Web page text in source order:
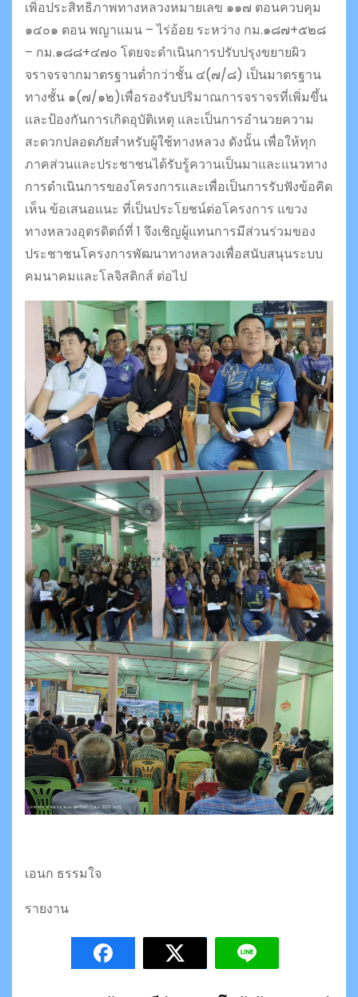
เพิ่อประสิทธิภาพทางหลวงหมายเลข ๑๑๗ ตอนควบคุม
๑๔๐๑ ตอน พญาแมน – ไร่อ้อย ระหว่าง กม.๑๘๗+๕๒๘
– กม.๑๘๘+๔๗๐ โดยจะดำเนินการปรับปรุงขยายผิว
จราจรจากมาตรฐานต่ำกว่าชั้น ๔(๗/๘) เป็นมาตรฐาน
ทางชั้น ๑(๗/๑๒)เพื่อรองรับปริมาณการจราจรที่เพิ่มขึ้น
และป้องกันการเกิดอุบัติเหตุ และเป็นการอำนวยความ
สะดวกปลอดภัยสำหรับผู้ใช้ทางหลวง ดังนั้น เพื่อให้ทุก
ภาคส่วนและประชาชนได้รับรู้ควานเป็นมาและแนวทาง
การดำเนินการของโครงการและเพื่อเป็นการรับฟังข้อคิด
เห็น ข้อเสนอแนะ ที่เป็นประโยชน์ต่อโครงการ แขวง
ทางหลวงอุตรดิตถ์ที่ 1 จึงเชิญผู้แทนการมีส่วนร่วมของ
ประชาชนโครงการพัฒนาทางหลวงเพื่อสนับสนุนระบบ
คมนาคมและโลจิสติกส์ ต่อไป
เอนก ธรรมใจ
รายงาน